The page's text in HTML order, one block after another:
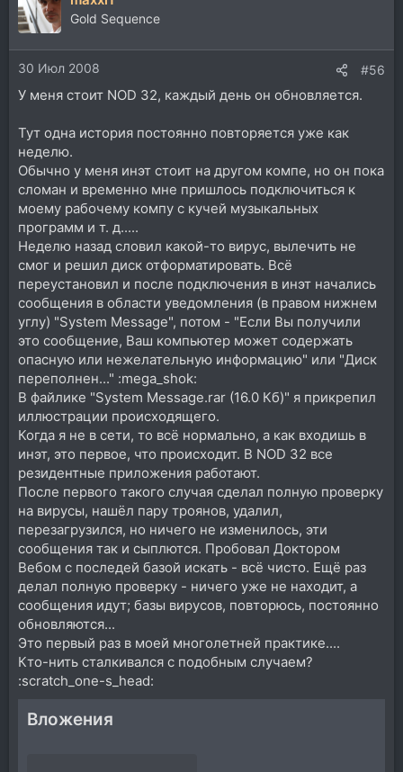
Gold Sequence
30 Июл 2008 #56
У меня стоит NOD 32, каждый день он обновляется.
Тут одна история постоянно повторяется уже как
неделю.
Обычно у меня инэт стоит на другом компе, но он пока
сломан и временно мне пришлось подключиться к
моему рабочему компу с кучей музыкальных
программ и т. д.....
Неделю назад словил какой-то вирус, вылечить не
смог и решил диск отформатировать. Всё
переустановил и после подключения в инэт начались
сообщения в области уведомления (в правом нижнем
углу) "System Message", потом - "Если Вы получили
это сообщение, Ваш компьютер может содержать
опасную или нежелательную информацию" или "Диск
переполнен..." :mega_shok:
В файлике "System Message.rar (16.0 Кб)" я прикрепил
иллюстрации происходящего.
Когда я не в сети, то всё нормально, а как входишь в
инэт, это первое, что происходит. В NOD 32 все
резидентные приложения работают.
После первого такого случая сделал полную проверку
на вирусы, нашёл пару троянов, удалил,
перезагрузился, но ничего не изменилось, эти
сообщения так и сыплются. Пробовал Доктором
Вебом с последей базой искать - всё чисто. Ещё раз
делал полную проверку - ничего уже не находит, а
сообщения идут; базы вирусов, повторюсь, постоянно
обновляются...
Это первый раз в моей многолетней практике....
Кто-нить сталкивался с подобным случаем?
:scratch_one-s_head:
Вложения